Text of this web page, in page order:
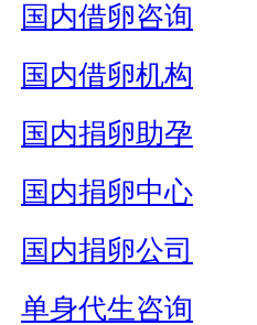
国内借卵咨询
国内借卵机构
国内捐卵助孕
国内捐卵中心
国内捐卵公司
单身代生咨询